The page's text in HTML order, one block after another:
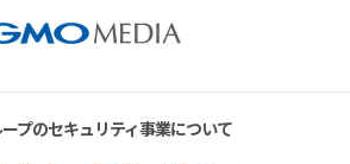
プのセキュリティ事業について